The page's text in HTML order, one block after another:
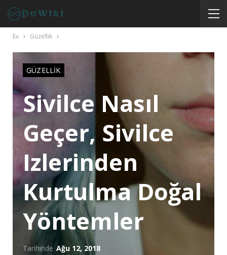
Ev Güzellik
GÜZELLIK
Sivilce Nasıl
Geçer, Sivilce
Izlerinden
Kurtulma Doğal
Yöntemler
Tarihinde Ağu 12, 2018